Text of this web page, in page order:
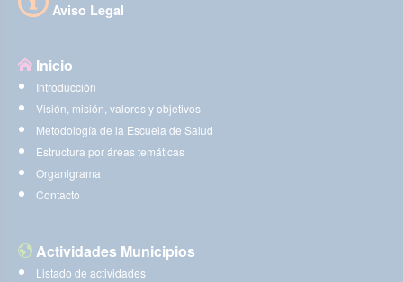
Aviso Legal
Inicio
Introducción
Visión, misión, valores y objetivos
Metodología de la Escuela de Salud
Estructura por áreas temáticas
Organigrama
Contacto
Actividades Municipios
Listado de actividades